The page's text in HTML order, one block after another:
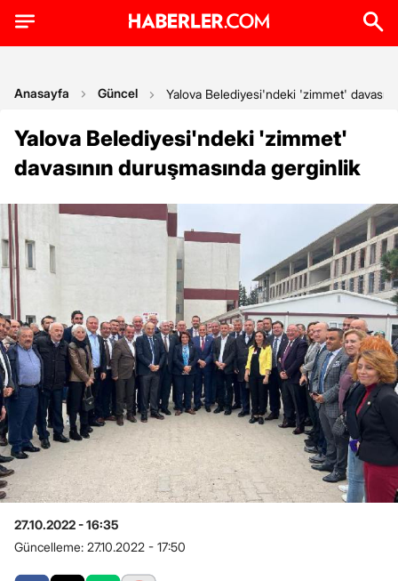
Anasayfa Güncel Yalova Belediyesi'ndeki 'zimmet'
Yalova Belediyesi'ndeki 'zimmet'
davasının duruşmasında gerginlik
27.10.2022 - 16:35
Güncelleme: 27.10.2022 - 17:50